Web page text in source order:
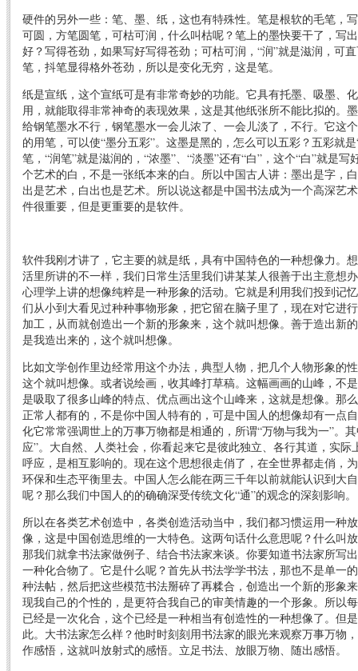
硬件的另外一些：笔、墨、纸，这也有特殊性。笔是根软的毛笔，
可圆，方笔圆笔，可枯可润，什么叫枯呢？笔上的墨快要干了，写
好？写得苍劲，如果写好写得苍劲；可枯可润，“润”就是滋润，可
笔，抖笔显得格外苍劲，所以是变化无穷，这是笔。
纸是宣纸，这个宣纸可是有非常奇妙的功能。它具有托墨、吸墨、
用，就能取得非常神奇的表现效果，这是其他纸张所不能比拟的。
给钢笔墨水不行，钢笔墨水一会儿浓了、一会儿淡了，不行。它这
的用笔，可以使“墨分五彩”。这墨是黑的，怎么可以五彩？五彩就
笔，“润笔”就是滋润的，“浓墨”、“淡墨”还有“白”，这个“白”就是
个艺术的白，不是一张纸本来的白。所以中国古人讲：墨出是字，
出是艺术，白出也是艺术。所以说这都是中国书法成为一个高深艺
件很重要，但是更重要的是软件。
软件我刚才讲了，它主要的就是纸，具有中国特色的一种想像力。
活里所讲的不一样，我们日常生活里我们讲某某人很善于出主意想
心理学上讲的想像纯粹是一种形象的活动。它就是利用我们投到记
们从小到大看见过种种事物形象，把它留在脑子里了，现在对它进
加工，从而就创造出一个新的形象来，这个就叫想像。善于造出新
是我造出来的，这个就叫想像。
比如文学创作里边经常用这个办法，典型人物，把几个人物形象的
这个就叫想像。或者说绘画，收其峰打草稿。这幅画画的山峰，不
是吸取了很多山峰的特点、优点画出这个山峰来，这就是想像。那
正常人都有的，不是你中国人特有的，可是中国人的想像却有一点
化它常常强调世上的万事万物都是相通的，所谓“万物与我为一”。
应”。大自然、人类社会，你看起来它是彼此独立、各行其道，实
呼应，是相互影响的。现在这个思想很走俏了，在全世界都走俏，
环保和生态平衡里去。中国人怎么能在两三千年以前就能认识到大
呢？那么我们中国人的的确确深受传统文化“通”的观念的深刻影响。
所以在各类艺术创造中，各类创造活动当中，我们都习惯运用一种
像，这是中国创造思维的一大特色。这两句话什么意思呢？什么叫
那我们就拿书法家做例子、结合书法家来谈。你要知道书法家所写
一种化合物了。它是什么呢？首先从书法学学书法，那也不是单一
种法帖，然后把这些模范书法掰碎了再糅合，创造出一个新的形象
现我自己的个性的，是更符合我自己的审美情趣的一个形象。所以
已经是一次化合，这个已经是一种相当有创造性的一种想像了。但
此。大书法家怎么样？他时时刻刻用书法家的眼光来观察万事万物
作感悟，这就叫放射式的感悟。立足书法、放眼万物、随出感悟。